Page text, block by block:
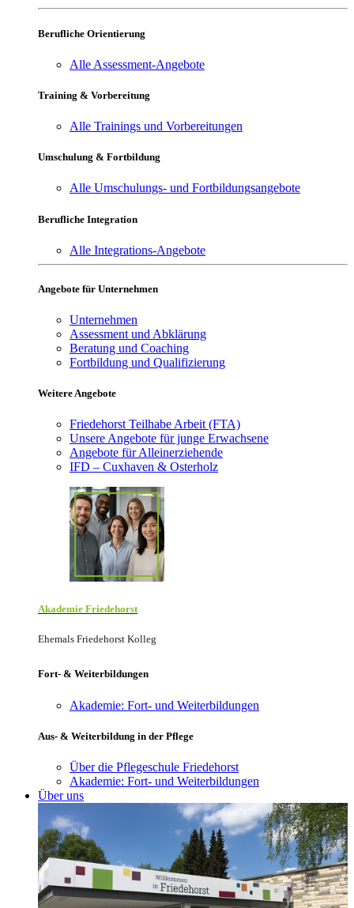
Berufliche Orientierung
Alle Assessment-Angebote
Training & Vorbereitung
Alle Trainings und Vorbereitungen
Umschulung & Fortbildung
Alle Umschulungs- und Fortbildungsangebote
Berufliche Integration
Alle Integrations-Angebote
Angebote für Unternehmen
Unternehmen
Assessment und Abklärung
Beratung und Coaching
Fortbildung und Qualifizierung
Weitere Angebote
Friedehorst Teilhabe Arbeit (FTA)
Unsere Angebote für junge Erwachsene
Angebote für Alleinerziehende
IFD – Cuxhaven & Osterholz
Akademie Friede­horst
Ehemals Friedehorst Kolleg
Fort- & Weiterbildungen
Akademie: Fort- und Weiterbildungen
Aus- & Weiterbildung in der Pflege
Über die Pflegeschule Friedehorst
Akademie: Fort- und Weiterbildungen
Über uns